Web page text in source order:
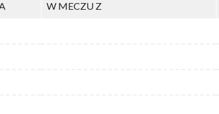
W MECZU Z